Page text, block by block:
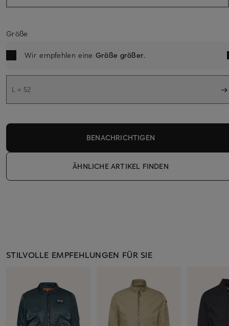
Größe
Wir empfehlen eine Größe größer.
L = 52
BENACHRICHTIGEN
ÄHNLICHE ARTIKEL FINDEN
STILVOLLE EMPFEHLUNGEN FÜR SIE